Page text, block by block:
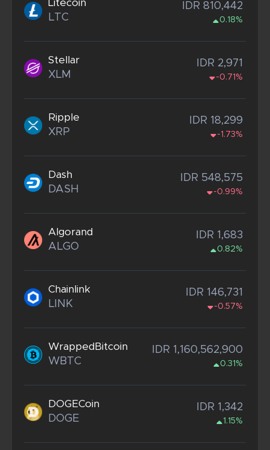
Litecoin
LTC
IDR 810,442
0.18%
Stellar
XLM
IDR 2,971
-0.71%
Ripple
XRP
IDR 18,299
-1.73%
Dash
DASH
IDR 548,575
-0.99%
Algorand
ALGO
IDR 1,683
0.82%
Chainlink
LINK
IDR 146,731
-0.57%
WrappedBitcoin
WBTC
IDR 1,160,562,900
0.31%
DOGECoin
DOGE
IDR 1,342
1.15%